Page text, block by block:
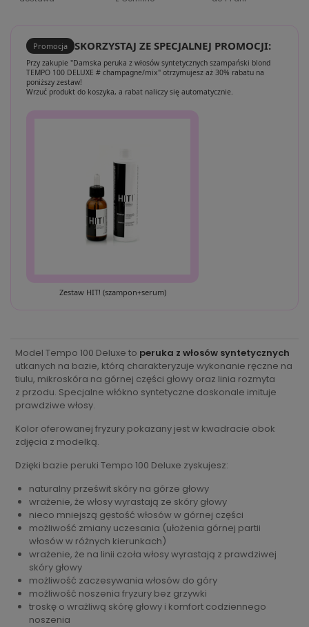
Promocja SKORZYSTAJ ZE SPECJALNEJ PROMOCJI:
Przy zakupie "Damska peruka z włosów syntetycznych szampański blond
TEMPO 100 DELUXE # champagne/mix" otrzymujesz aż 30% rabatu na
poniższy zestaw!
Wrzuć produkt do koszyka, a rabat naliczy się automatycznie.
Zestaw HIT! (szampon+serum)
Model Tempo 100 Deluxe to peruka z włosów syntetycznych
utkanych na bazie, którą charakteryzuje wykonanie ręczne na
tiulu, mikroskóra na górnej części głowy oraz linia rozmyta
z przodu. Specjalne włókno syntetyczne doskonale imituje
prawdziwe włosy.
Kolor oferowanej fryzury pokazany jest w kwadracie obok
zdjęcia z modelką.
Dzięki bazie peruki Tempo 100 Deluxe zyskujesz:
naturalny prześwit skóry na górze głowy
wrażenie, że włosy wyrastają ze skóry głowy
nieco mniejszą gęstość włosów w górnej części
możliwość zmiany uczesania (ułożenia górnej partii
włosów w różnych kierunkach)
wrażenie, że na linii czoła włosy wyrastają z prawdziwej
skóry głowy
możliwość zaczesywania włosów do góry
możliwość noszenia fryzury bez grzywki
troskę o wrażliwą skórę głowy i komfort codziennego
noszenia